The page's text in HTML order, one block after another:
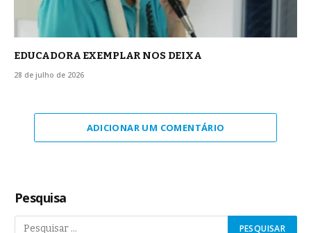
EDUCADORA EXEMPLAR NOS DEIXA
28 de julho de 2026
ADICIONAR UM COMENTÁRIO
Pesquisa